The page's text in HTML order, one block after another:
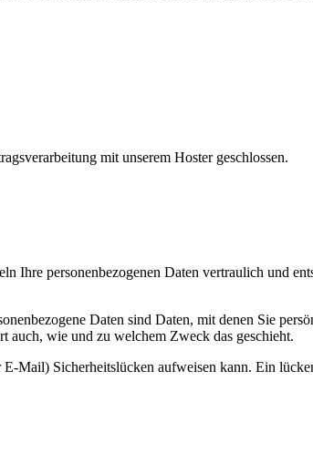
mit unserem Hoster geschlossen.
Ihre personenbezogenen Daten vertraulich und
Daten sind Daten, mit denen Sie
auch, wie und zu welchem Zweck das geschieht.
Mail) Sicherheitslücken aufweisen kann. Ein